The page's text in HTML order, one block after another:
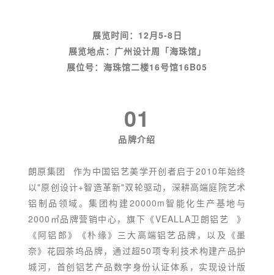
展览时间：12月5-8日
展览地点：广州设计周「海珠馆」
展位号：海珠馆二楼16号馆16B05
01
品牌介绍
朗原集团
作为中国铝艺美学开创者启于2010年始终
以"原创设计+智造革新"双轮驱动，深耕高端庭院艺术
铝制品领域。集团构建20000m智能化生产基地与
2000㎡品牌营销中心，旗下《VEALLA卫朗铝艺
》
《阿铝郎》《朴缘》三大高端铝艺品牌，以及《墨
奈》花园茶坞品牌，通过超50项专利技术构建产品护
城河，首创铝艺产品数字身份认证体系，实现设计版